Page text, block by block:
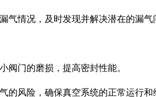
气情况，及时发现并解决潜在的漏气
阀门的磨损，提高密封性能。
风险，确保真空系统的正常运行和